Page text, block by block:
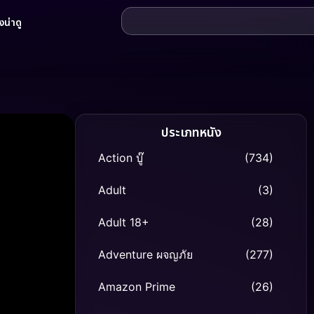
น่าดู
ประเภทหนัง
Action บู๊ (734)
Adult (3)
Adult 18+ (28)
Adventure ผจญภัย (277)
Amazon Prime (26)